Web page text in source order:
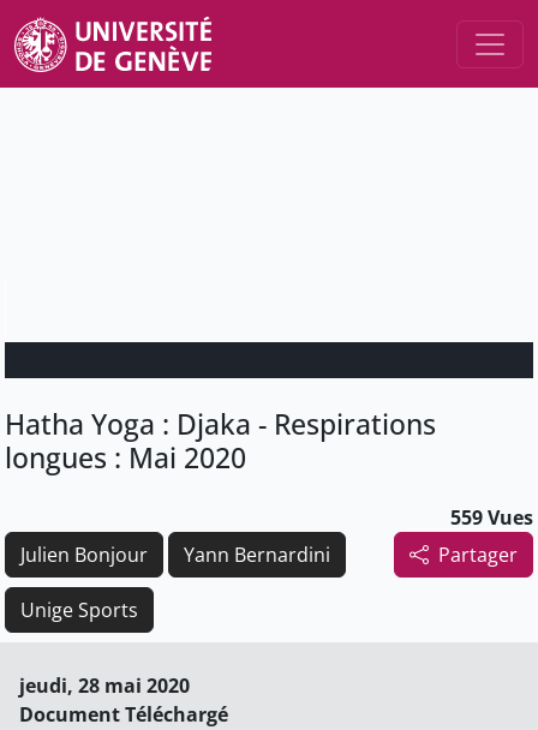
Hatha Yoga : Djaka - Respirations
longues : Mai 2020
559 Vues
Partager
Julien Bonjour Yann Bernardini
Unige Sports
jeudi, 28 mai 2020
Document Téléchargé